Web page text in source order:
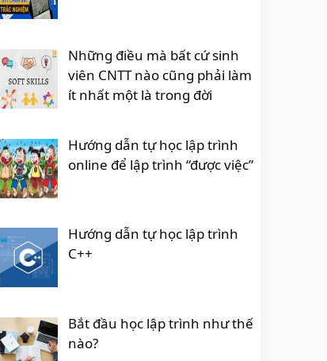
Những điều mà bất cứ sinh
viên CNTT nào cũng phải làm
ít nhất một là trong đời
Hướng dẫn tự học lập trình
online để lập trình “được việc”
Hướng dẫn tự học lập trình
C++
Bắt đầu học lập trình như thế
nào?